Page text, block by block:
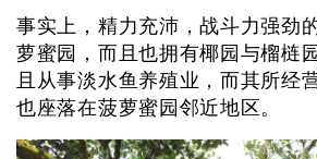
事实上，精力充沛，战斗力强劲
萝蜜园，而且也拥有椰园与榴梿
且从事淡水鱼养殖业，而其所经
也座落在菠萝蜜园邻近地区。